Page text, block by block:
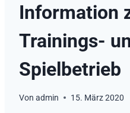
Information
Trainings-
Spielbetrieb
Von admin 15. März 2020